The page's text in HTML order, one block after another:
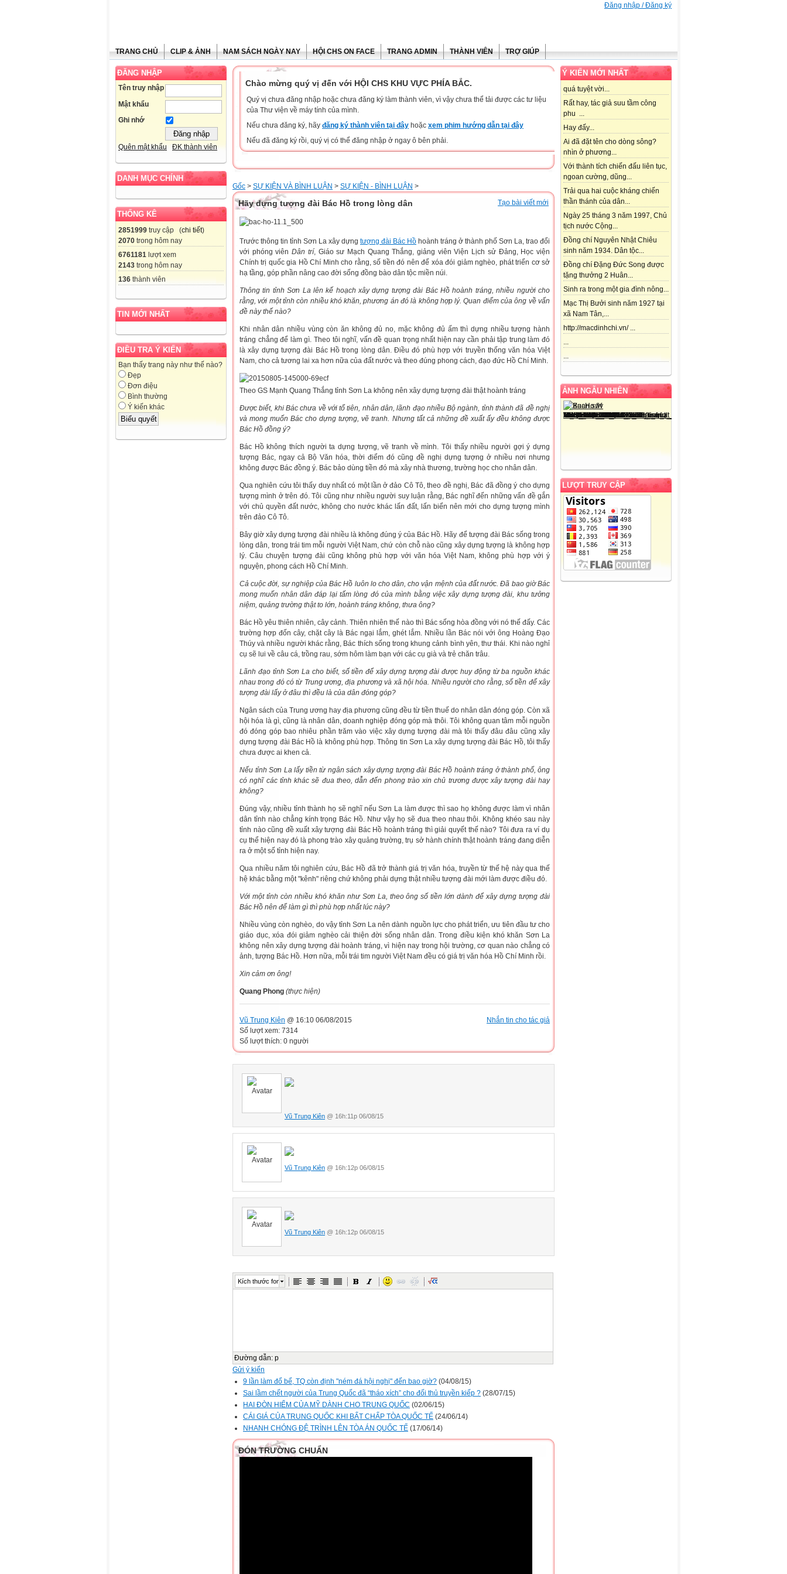
Đăng nhập / Đăng ký
TRANG CHỦ CLIP & ẢNH NAM SÁCH NGÀY NAY HỘI CHS ON FACE TRANG ADMIN THÀNH VIÊN TRỢ GIÚP
ĐĂNG NHẬP
Tên truy nhập
Mật khẩu
Ghi nhớ
Quên mật khẩu ĐK thành viên
DANH MỤC CHÍNH
THỐNG KÊ
2851999 truy cập (chi tiết)
2070 trong hôm nay
6761181 lượt xem
2143 trong hôm nay
136 thành viên
TIN MỚI NHẤT
ĐIỀU TRA Ý KIẾN
Bạn thấy trang này như thế nào?
Đẹp
Đơn điệu
Bình thường
Ý kiến khác
Ý KIẾN MỚI NHẤT
quá tuyệt vời...
Rất hay, tác giả suu tầm công
phu ...
Hay đấy...
Ai đã đặt tên cho dòng sông?
nhìn ở phương...
Với thành tích chiến đấu liên tục,
ngoan cường, dũng...
Trải qua hai cuộc kháng chiến
thần thánh của dân...
Ngày 25 tháng 3 năm 1997, Chủ
tịch nước Cộng...
Đồng chí Nguyên Nhật Chiêu
sinh năm 1934. Dân tộc...
Đồng chí Đặng Đức Song được
tặng thưởng 2 Huân...
Sinh ra trong một gia đình nông...
Mạc Thị Bưởi sinh năm 1927 tại
xã Nam Tân,...
http://macdinhchi.vn/ ...
...
...
ẢNH NGẪU NHIÊN
LƯỢT TRUY CẬP
Chào mừng quý vị đến với HỘI CHS KHU VỰC PHÍA BẮC.
Quý vị chưa đăng nhập hoặc chưa đăng ký làm thành viên, vì vậy chưa thể tải được các tư liệu
của Thư viện về máy tính của mình.
Nếu chưa đăng ký, hãy đăng ký thành viên tại đây hoặc xem phim hướng dẫn tại đây
Nếu đã đăng ký rồi, quý vị có thể đăng nhập ở ngay ô bên phải.
Gốc > SỰ KIỆN VÀ BÌNH LUẬN > SỰ KIỆN - BÌNH LUẬN >
Tạo bài viết mới
Hãy dựng tượng đài Bác Hồ trong lòng dân
Trước thông tin tỉnh Sơn La xây dựng tượng đài Bác Hồ hoành tráng ở thành phố Sơn La, trao đổi
với phóng viênDân trí, Giáo sư Mạch Quang Thắng, giảng viên Viện Lịch sử Đảng, Học viện
Chính trị quốc gia Hồ Chí Minh cho rằng, số tiền đó nên để xóa đói giảm nghèo, phát triển cơ sở
hạ tầng, góp phần nâng cao đời sống đồng bào dân tộc miền núi.
Thông tin tỉnh Sơn La lên kế hoạch xây dựng tượng đài Bác Hồ hoành tráng, nhiều người cho
rằng, với một tỉnh còn nhiều khó khăn, phương án đó là không hợp lý. Quan điểm của ông về vấn
đề này thế nào?
Khi nhân dân nhiều vùng còn ăn không đủ no, mặc không đủ ấm thì dựng nhiều tượng hành
tráng chẳng để làm gì. Theo tôi nghĩ, vấn đề quan trọng nhất hiện nay cần phải tập trung làm đó
là xây dựng tượng đài Bác Hồ trong lòng dân. Điều đó phù hợp với truyền thống văn hóa Việt
Nam, cho cả tương lai xa hơn nữa của đất nước và theo đúng phong cách, đạo đức Hồ Chí Minh.
Theo GS Mạnh Quang Thắng tỉnh Sơn La không nên xây dựng tượng đài thật hoành tráng
Được biết, khi Bác chưa về với tổ tiên, nhân dân, lãnh đạo nhiều Bộ ngành, tỉnh thành đã đề nghị
và mong muốn Bác cho dựng tượng, vẽ tranh. Nhưng tất cả những đề xuất ấy đều không được
Bác Hồ đồng ý?
Bác Hồ không thích người ta dựng tượng, vẽ tranh về mình. Tôi thấy nhiều người gợi ý dựng
tượng Bác, ngay cả Bộ Văn hóa, thời điểm đó cũng đề nghị dựng tượng ở nhiều nơi nhưng
không được Bác đồng ý. Bác bảo dùng tiền đó mà xây nhà thương, trường học cho nhân dân.
Qua nghiên cứu tôi thấy duy nhất có một lần ở đảo Cô Tô, theo đề nghị, Bác đã đồng ý cho dựng
tượng mình ở trên đó. Tôi cũng như nhiều người suy luận rằng, Bác nghĩ đến những vấn đề gắn
với chủ quyền đất nước, không cho nước khác lấn đất, lấn biển nên mới cho dựng tượng mình
trên đảo Cô Tô.
Bây giờ xây dựng tượng đài nhiều là không đúng ý của Bác Hồ. Hãy để tượng đài Bác sống trong
lòng dân, trong trái tim mỗi người Việt Nam, chứ còn chỗ nào cũng xây dựng tượng là không hợp
lý. Câu chuyện tượng đài cũng không phù hợp với văn hóa Việt Nam, không phù hợp với ý
nguyện, phong cách Hồ Chí Minh.
Cả cuộc đời, sự nghiệp của Bác Hồ luôn lo cho dân, cho vận mệnh của đất nước. Đã bao giờ Bác
mong muốn nhân dân đáp lại tấm lòng đó của mình bằng việc xây dựng tượng đài, khu tưởng
niệm, quảng trường thật to lớn, hoành tráng không, thưa ông?
Bác Hồ yêu thiên nhiên, cây cảnh. Thiên nhiên thế nào thì Bác sống hòa đồng với nó thế đấy. Các
trường hợp đốn cây, chặt cây là Bác ngại lắm, ghét lắm. Nhiều lần Bác nói với ông Hoàng Đạo
Thúy và nhiều người khác rằng, Bác thích sống trong khung cảnh bình yên, thư thái. Khi nào nghỉ
cụ sẽ lui về câu cá, trồng rau, sớm hôm làm bạn với các cụ già và trẻ chăn trâu.
Lãnh đạo tỉnh Sơn La cho biết, số tiền để xây dựng tượng đài được huy động từ ba nguồn khác
nhau trong đó có từ Trung ương, địa phương và xã hội hóa. Nhiều người cho rằng, số tiền để xây
tượng đài lấy ở đâu thì đều là của dân đóng góp?
Ngân sách của Trung ương hay địa phương cũng đều từ tiền thuế do nhân dân đóng góp. Còn xã
hội hóa là gì, cũng là nhân dân, doanh nghiệp đóng góp mà thôi. Tôi không quan tâm mỗi nguồn
đó đóng góp bao nhiêu phần trăm vào việc xây dựng tượng đài mà tôi thấy đâu đâu cũng xây
dựng tượng đài Bác Hồ là không phù hợp. Thông tin Sơn La xây dựng tượng đài Bác Hồ, tôi thấy
chưa được ai khen cả.
Nếu tỉnh Sơn La lấy tiền từ ngân sách xây dựng tượng đài Bác Hồ hoành tráng ở thành phố, ông
có nghĩ các tỉnh khác sẽ đua theo, dẫn đến phong trào xin chủ trương được xây tượng đài hay
không?
Đúng vậy, nhiều tỉnh thành họ sẽ nghĩ nếu Sơn La làm được thì sao họ không được làm vì nhân
dân tỉnh nào chẳng kính trọng Bác Hồ. Như vậy họ sẽ đua theo nhau thôi. Không khéo sau này
tỉnh nào cũng đề xuất xây tượng đài Bác Hồ hoành tráng thì giải quyết thế nào? Tôi đưa ra ví dụ
cụ thể hiện nay đó là phong trào xây quảng trường, trụ sở hành chính thật hoành tráng đang diễn
ra ở một số tỉnh hiện nay.
Qua nhiều năm tôi nghiên cứu, Bác Hồ đã trở thành giá trị văn hóa, truyền từ thế hệ này qua thế
hệ khác bằng một "kênh" riêng chứ không phải dựng thật nhiều tượng đài mới làm được điều đó.
Với một tỉnh còn nhiều khó khăn như Sơn La, theo ông số tiền lớn dành để xây dựng tượng đài
Bác Hồ nên để làm gì thì phù hợp nhất lúc này?
Nhiều vùng còn nghèo, do vậy tỉnh Sơn La nên dành nguồn lực cho phát triển, ưu tiên đầu tư cho
giáo dục, xóa đói giảm nghèo cải thiện đời sống nhân dân. Trong điều kiện khó khăn Sơn La
không nên xây dựng tượng đài hoành tráng, vì hiện nay trong hội trường, cơ quan nào chẳng có
ảnh, tượng Bác Hồ. Hơn nữa, mỗi trái tim người Việt Nam đều có giá trị văn hóa Hồ Chí Minh rồi.
Xin cảm ơn ông!
Quang Phong (thực hiện)
Nhắn tin cho tác giả
Vũ Trung Kiên @ 16:10 06/08/2015
Số lượt xem: 7314
Số lượt thích: 0 người
Vũ Trung Kiên @ 16h:11p 06/08/15
Vũ Trung Kiên @ 16h:12p 06/08/15
Vũ Trung Kiên @ 16h:12p 06/08/15
Kích thước font
Đường dẫn: p
Gửi ý kiến
9 lần làm đổ bể, TQ còn định "ném đá hội nghị" đến bao giờ? (04/08/15)
Sai lầm chết người của Trung Quốc đã “tháo xích” cho đối thủ truyền kiếp ? (28/07/15)
HAI ĐÒN HIỂM CỦA MỸ DÀNH CHO TRUNG QUỐC (02/06/15)
CÁI GIÁ CỦA TRUNG QUỐC KHI BẤT CHẤP TÒA QUỐC TẾ (24/06/14)
NHANH CHÓNG ĐỆ TRÌNH LÊN TÒA ÁN QUỐC TẾ (17/06/14)
ĐÓN TRƯỜNG CHUẨN